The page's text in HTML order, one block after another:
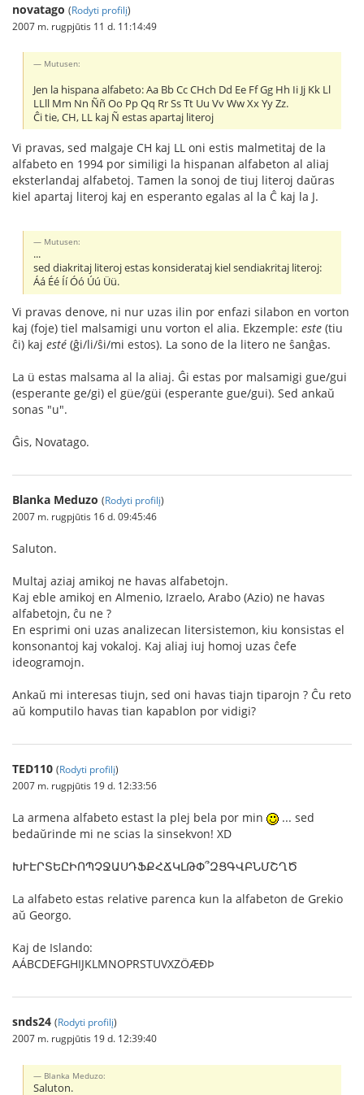
novatago (Rodyti profilį)
2007 m. rugpjūtis 11 d. 11:14:49
Mutusen:
Jen la hispana alfabeto: Aa Bb Cc CHch Dd Ee Ff Gg Hh Ii Jj Kk Ll
LLll Mm Nn Ññ Oo Pp Qq Rr Ss Tt Uu Vv Ww Xx Yy Zz.
Ĉi tie, CH, LL kaj Ñ estas apartaj literoj
Vi pravas, sed malgaje CH kaj LL oni estis malmetitaj de la
alfabeto en 1994 por similigi la hispanan alfabeton al aliaj
eksterlandaj alfabetoj. Tamen la sonoj de tiuj literoj daŭras
kiel apartaj literoj kaj en esperanto egalas al la Ĉ kaj la J.
Mutusen:
...
sed diakritaj literoj estas konsiderataj kiel sendiakritaj literoj:
Áá Éé Íí Óó Úú Üü.
Vi pravas denove, ni nur uzas ilin por enfazi silabon en vorton
kaj (foje) tiel malsamigi unu vorton el alia. Ekzemple: este (tiu
ĉi) kaj esté (ĝi/li/ŝi/mi estos). La sono de la litero ne ŝanĝas.
La ü estas malsama al la aliaj. Ĝi estas por malsamigi gue/gui
(esperante ge/gi) el güe/güi (esperante gue/gui). Sed ankaŭ
sonas "u".
Ĝis, Novatago.
Blanka Meduzo (Rodyti profilį)
2007 m. rugpjūtis 16 d. 09:45:46
Saluton.
Multaj aziaj amikoj ne havas alfabetojn.
Kaj eble amikoj en Almenio, Izraelo, Arabo (Azio) ne havas
alfabetojn, ĉu ne ?
En esprimi oni uzas analizecan litersistemon, kiu konsistas el
konsonantoj kaj vokaloj. Kaj aliaj iuj homoj uzas ĉefe
ideogramojn.
Ankaŭ mi interesas tiujn, sed oni havas tiajn tiparojn ? Ĉu reto
aŭ komputilo havas tian kapablon por vidigi?
TED110 (Rodyti profilį)
2007 m. rugpjūtis 19 d. 12:33:56
La armena alfabeto estast la plej bela por min
... sed
bedaŭrinde mi ne scias la sinsekvon! XD
ԽՒԷՐՏԵԸԻՈՊՉՋԱՍԴՖՔՀՃԿԼԹՓ՞ԶՑԳՎԲՆՄՇՂԾ
La alfabeto estas relative parenca kun la alfabeton de Grekio
aŭ Georgo.
Kaj de Islando:
AÁBCDEFGHIJKLMNOPRSTUVXZÖÆÐÞ
snds24 (Rodyti profilį)
2007 m. rugpjūtis 19 d. 12:39:40
Blanka Meduzo:
Saluton.